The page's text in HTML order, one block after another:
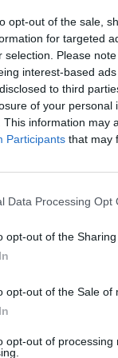
opt-out of the sale,
for targeted
selection. Please
interest-based
to third
of your personal
This information may
Participants that may
Data Processing Opt
opt-out of the
opt-out of the Sale of
opt-out of
do
apostolski
Pawła II jako
chrześcijanin
podejmuje
bliźnimi, zadając
o
misja powinna być
przez
przykład miłości i
wypływali
będziesz